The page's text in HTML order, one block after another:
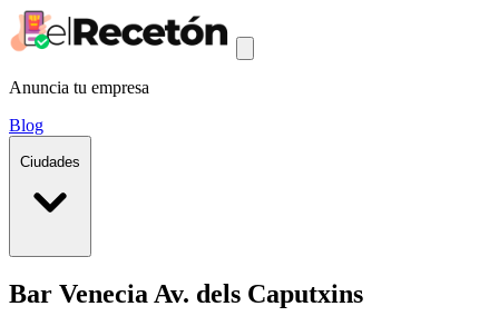
Anuncia tu empresa
Blog
Ciudades
Bar Venecia Av. dels Caputxins